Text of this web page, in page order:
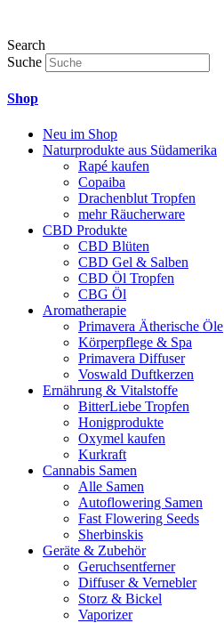
Search
Suche
Shop
Neu im Shop
Naturprodukte aus Südamerika
Rapé kaufen
Copaiba
Drachenblut Tropfen
mehr Räucherware
CBD Produkte
CBD Blüten
CBD Gel & Salben
CBD Öl Tropfen
CBG Öl
Aromatherapie
Primavera Ätherische Öle
Körperpflege & Spa
Primavera Diffuser
Voswald Duftkerzen
Ernährung & Vitalstoffe
BitterLiebe Tropfen
Honigprodukte
Oxymel kaufen
Kurkraft
Cannabis Samen
Alle Samen
Autoflowering Samen
Fast Flowering Seeds
Sherbinskis
Geräte & Zubehör
Geruchsentferner
Diffuser & Vernebler
Storz & Bickel
Vaporizer